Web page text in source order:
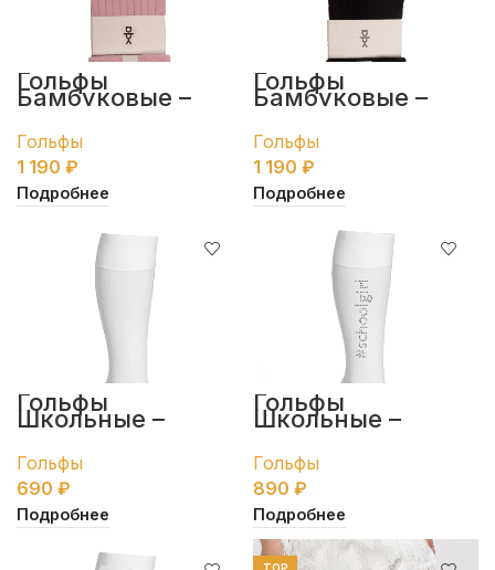
Гольфы
Бамбуковые –
розовые
Гольфы
1 190 ₽
Подробнее
Гольфы
Бамбуковые –
черные
Гольфы
1 190 ₽
Подробнее
Гольфы
Школьные –
белые
Гольфы
690 ₽
Подробнее
Гольфы
Школьные –
белые
Гольфы
890 ₽
Подробнее